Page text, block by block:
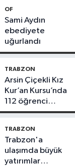
OF
Sami Aydın
ebediyete
uğurlandı
TRABZON
Arsin Çiçekli Kız
Kur’an Kursu’nda
112 öğrenci
icazet aldı
TRABZON
Trabzon'a
ulaşımda büyük
yatırımlar